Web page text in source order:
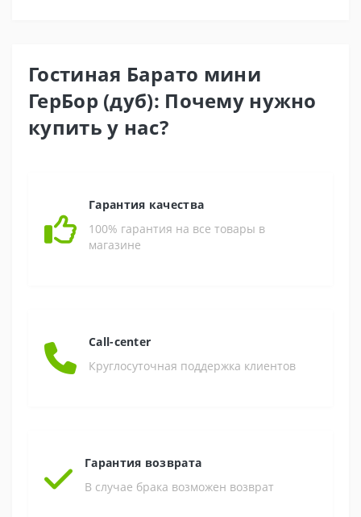
Гостиная Барато мини
ГерБор (дуб): Почему нужно
купить у нас?
Гарантия качества
100% гарантия на все товары в
магазине
Call-center
Круглосуточная поддержка клиентов
Гарантия возврата
В случае брака возможен возврат